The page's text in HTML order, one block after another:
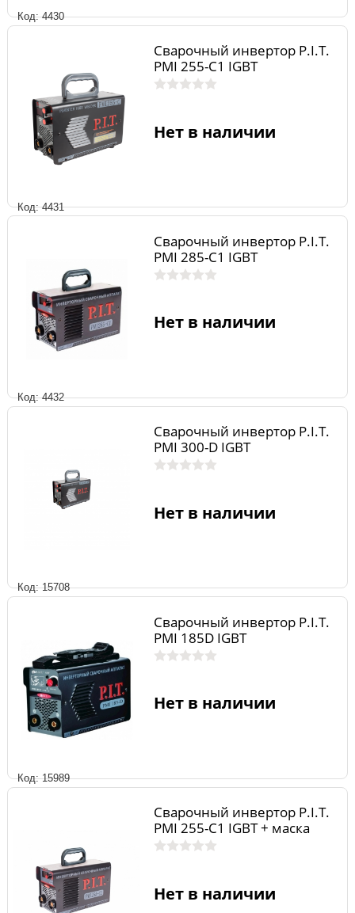
Код: 4430
Код: 4431
Сварочный инвертор P.I.T.
РМI 255-С1 IGBT
Нет в наличии
Код: 4432
Сварочный инвертор P.I.T.
РМI 285-С1 IGBT
Нет в наличии
Код: 15708
Сварочный инвертор P.I.T.
РМI 300-D IGBT
Нет в наличии
Код: 15989
Сварочный инвертор P.I.T.
РМI 185D IGBT
Нет в наличии
Сварочный инвертор P.I.T.
РМI 255-С1 IGBT + маска
Нет в наличии